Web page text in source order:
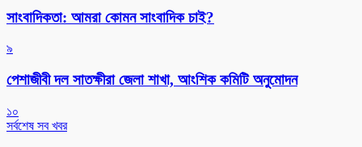
সাংবাদিকতা: আমরা কোমন সাংবাদিক চাই?
৯
পেশাজীবী দল সাতক্ষীরা জেলা শাখা, আংশিক কমিটি অনুমোদন
১০
সর্বশেষ সব খবর